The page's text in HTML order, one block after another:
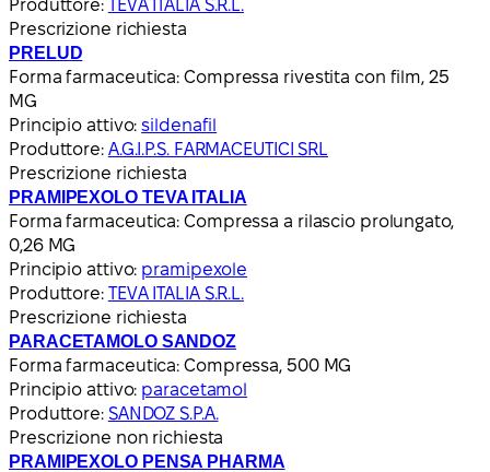
Produttore: TEVA ITALIA S.R.L.
Prescrizione richiesta
PRELUD
Forma farmaceutica: Compressa rivestita con film, 25
MG
Principio attivo:sildenafil
Produttore: A.G.I.P.S. FARMACEUTICI SRL
Prescrizione richiesta
PRAMIPEXOLO TEVA ITALIA
Forma farmaceutica: Compressa a rilascio prolungato,
0,26 MG
Principio attivo: pramipexole
Produttore: TEVA ITALIA S.R.L.
Prescrizione richiesta
PARACETAMOLO SANDOZ
Forma farmaceutica: Compressa, 500 MG
Principio attivo: paracetamol
Produttore: SANDOZ S.P.A.
Prescrizione non richiesta
PRAMIPEXOLO PENSA PHARMA